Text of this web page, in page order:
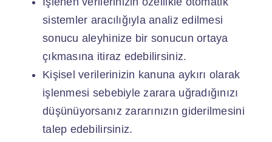
sistemler aracılığıyla analiz edilmesi
sonucu aleyhinize bir sonucun ortaya
çıkmasına itiraz edebilirsiniz.
Kişisel verilerinizin kanuna aykırı olarak
işlenmesi sebebiyle zarara uğradığınızı
düşünüyorsanız zararınızın giderilmesini
talep edebilirsiniz.